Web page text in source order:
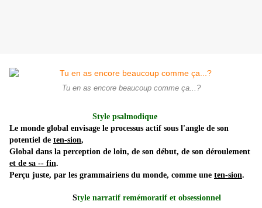
Tu en as encore beaucoup comme ça...?
Style psalmodique
Le monde global envisage le processus actif sous l'angle de son
potentiel de ten-sion,
Global dans la perception de loin, de son début, de son déroulement
et de sa -- fin.
Perçu juste, par les grammairiens du monde, comme une ten-sion.
Style narratif remémoratif et obsessionnel